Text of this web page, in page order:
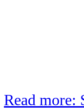
Read more: